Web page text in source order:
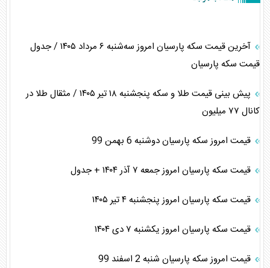
آخرین قیمت سکه پارسیان امروز سه‌شنبه ۶ مرداد ۱۴۰۵ / جدول
قیمت سکه پارسیان
پیش بینی قیمت طلا و سکه پنجشنبه ۱۸ تیر ۱۴۰۵ / مثقال طلا در
کانال ۷۷ میلیون
قیمت امروز سکه پارسیان دوشنبه 6 بهمن 99
قیمت سکه پارسیان امروز جمعه ۷ آذر ۱۴۰۴ + جدول
قیمت سکه پارسیان امروز پنجشنبه ۴ تیر ۱۴۰۵
قیمت سکه پارسیان امروز یکشنبه ۷ دی ۱۴۰۴
قیمت امروز سکه پارسیان شنبه 2 اسفند 99